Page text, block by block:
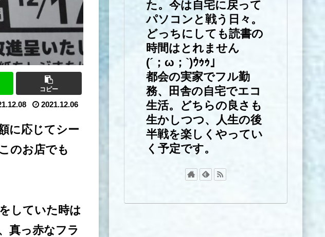
コピー
2021.12.06
に応じてシー
のお店でも
していた時は
真っ赤なフラ
た。今は自宅に戻って
パソコンと戦う日々。
どっちにしても読書の
時間はとれません
(´；ω；`)ｳｩｩ」
都会の実家でフル勤
務、田舎の自宅でエコ
生活。どちらの良さも
生かしつつ、人生の後
半戦を楽しくやってい
く予定です。